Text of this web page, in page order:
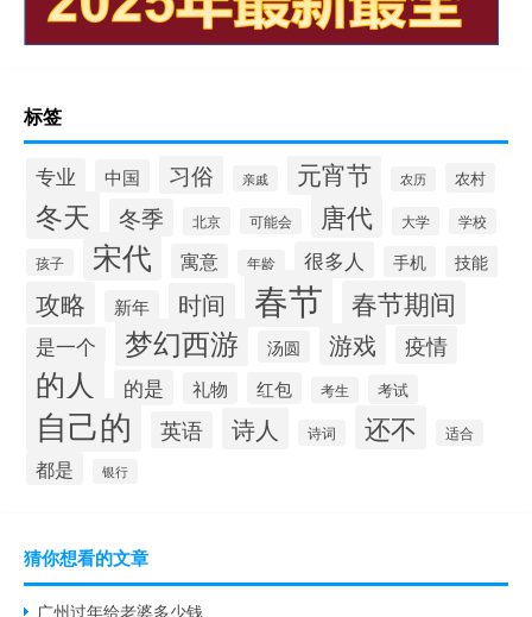
标签
专业 中国 习俗 亲戚 元宵节 农历 农村
冬天 冬季 北京 可能会 唐代 大学 学校
孩子 宋代 寓意 年龄 很多人 手机 技能
攻略 新年 时间 春节 春节期间
是一个 梦幻西游 汤圆 游戏 疫情
的人 的是 礼物 红包 考生 考试
自己的 英语 诗人 诗词 还不 适合
都是 银行
猜你想看的文章
广州过年给老婆多少钱